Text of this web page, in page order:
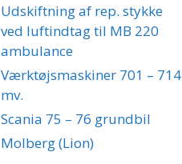
Udskiftning af rep. stykke
ved luftindtag til MB 220
ambulance
Værktøjsmaskiner 701 – 714
mv.
Scania 75 – 76 grundbil
Molberg (Lion)